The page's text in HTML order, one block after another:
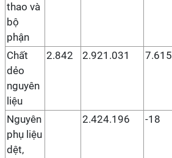
thao và
bộ
phận
Chất
dẻo
nguyên
liệu
2.842 2.921.031 7.615
Nguyên
phụ liệu
dệt,
2.424.196 -18